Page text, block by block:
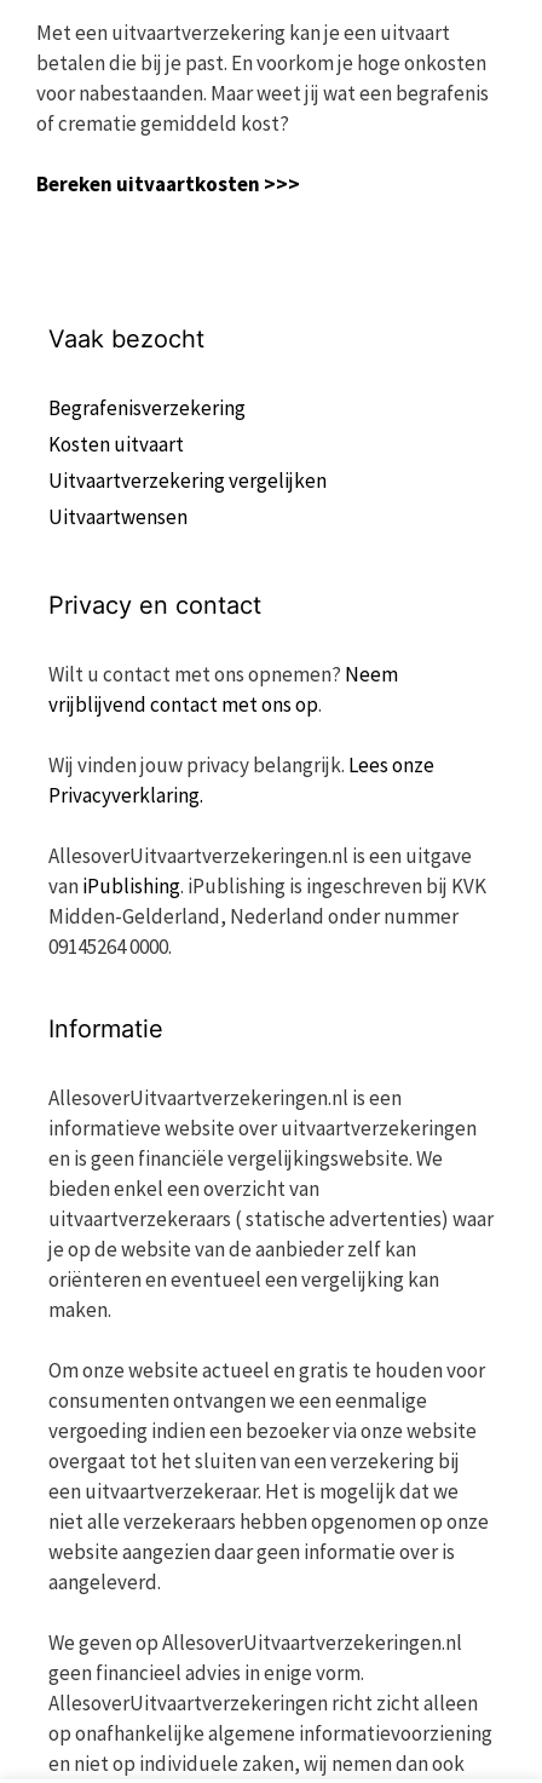
Met een uitvaartverzekering kan je een uitvaart
betalen die bij je past. En voorkom je hoge onkosten
voor nabestaanden. Maar weet jij wat een begrafenis
of crematie gemiddeld kost?
Bereken uitvaartkosten >>>
Vaak bezocht
Begrafenisverzekering
Kosten uitvaart
Uitvaartverzekering vergelijken
Uitvaartwensen
Privacy en contact
Wilt u contact met ons opnemen? Neem
vrijblijvend contact met ons op.
Wij vinden jouw privacy belangrijk. Lees onze
Privacyverklaring.
AllesoverUitvaartverzekeringen.nl is een uitgave
vaniPublishing. iPublishing is ingeschreven bij KVK
Midden-Gelderland, Nederland onder nummer
09145264 0000.
Informatie
AllesoverUitvaartverzekeringen.nl is een
informatieve website over uitvaartverzekeringen
en is geen financiële vergelijkingswebsite. We
bieden enkel een overzicht van
uitvaartverzekeraars ( statische advertenties) waar
je op de website van de aanbieder zelf kan
oriënteren en eventueel een vergelijking kan
maken.
Om onze website actueel en gratis te houden voor
consumenten ontvangen we een eenmalige
vergoeding indien een bezoeker via onze website
overgaat tot het sluiten van een verzekering bij
een uitvaartverzekeraar. Het is mogelijk dat we
niet alle verzekeraars hebben opgenomen op onze
website aangezien daar geen informatie over is
aangeleverd.
We geven op AllesoverUitvaartverzekeringen.nl
geen financieel advies in enige vorm.
AllesoverUitvaartverzekeringen richt zicht alleen
op onafhankelijke algemene informatievoorziening
en niet op individuele zaken, wij nemen dan ook